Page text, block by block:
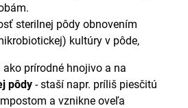
sterilnej pôdy obnovením
kultúry v pôde,
prírodné hnojivo a na
pôdy - staší napr. príliš piesčitú
a vznikne oveľa